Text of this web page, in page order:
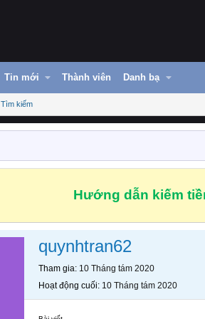
Tin mới Thành viên Danh bạ
Tìm kiếm
Hướng dẫn kiếm
quynhtran62
Tham gia 10 Tháng tám 2020
Hoạt động cuối 10 Tháng tám 2020